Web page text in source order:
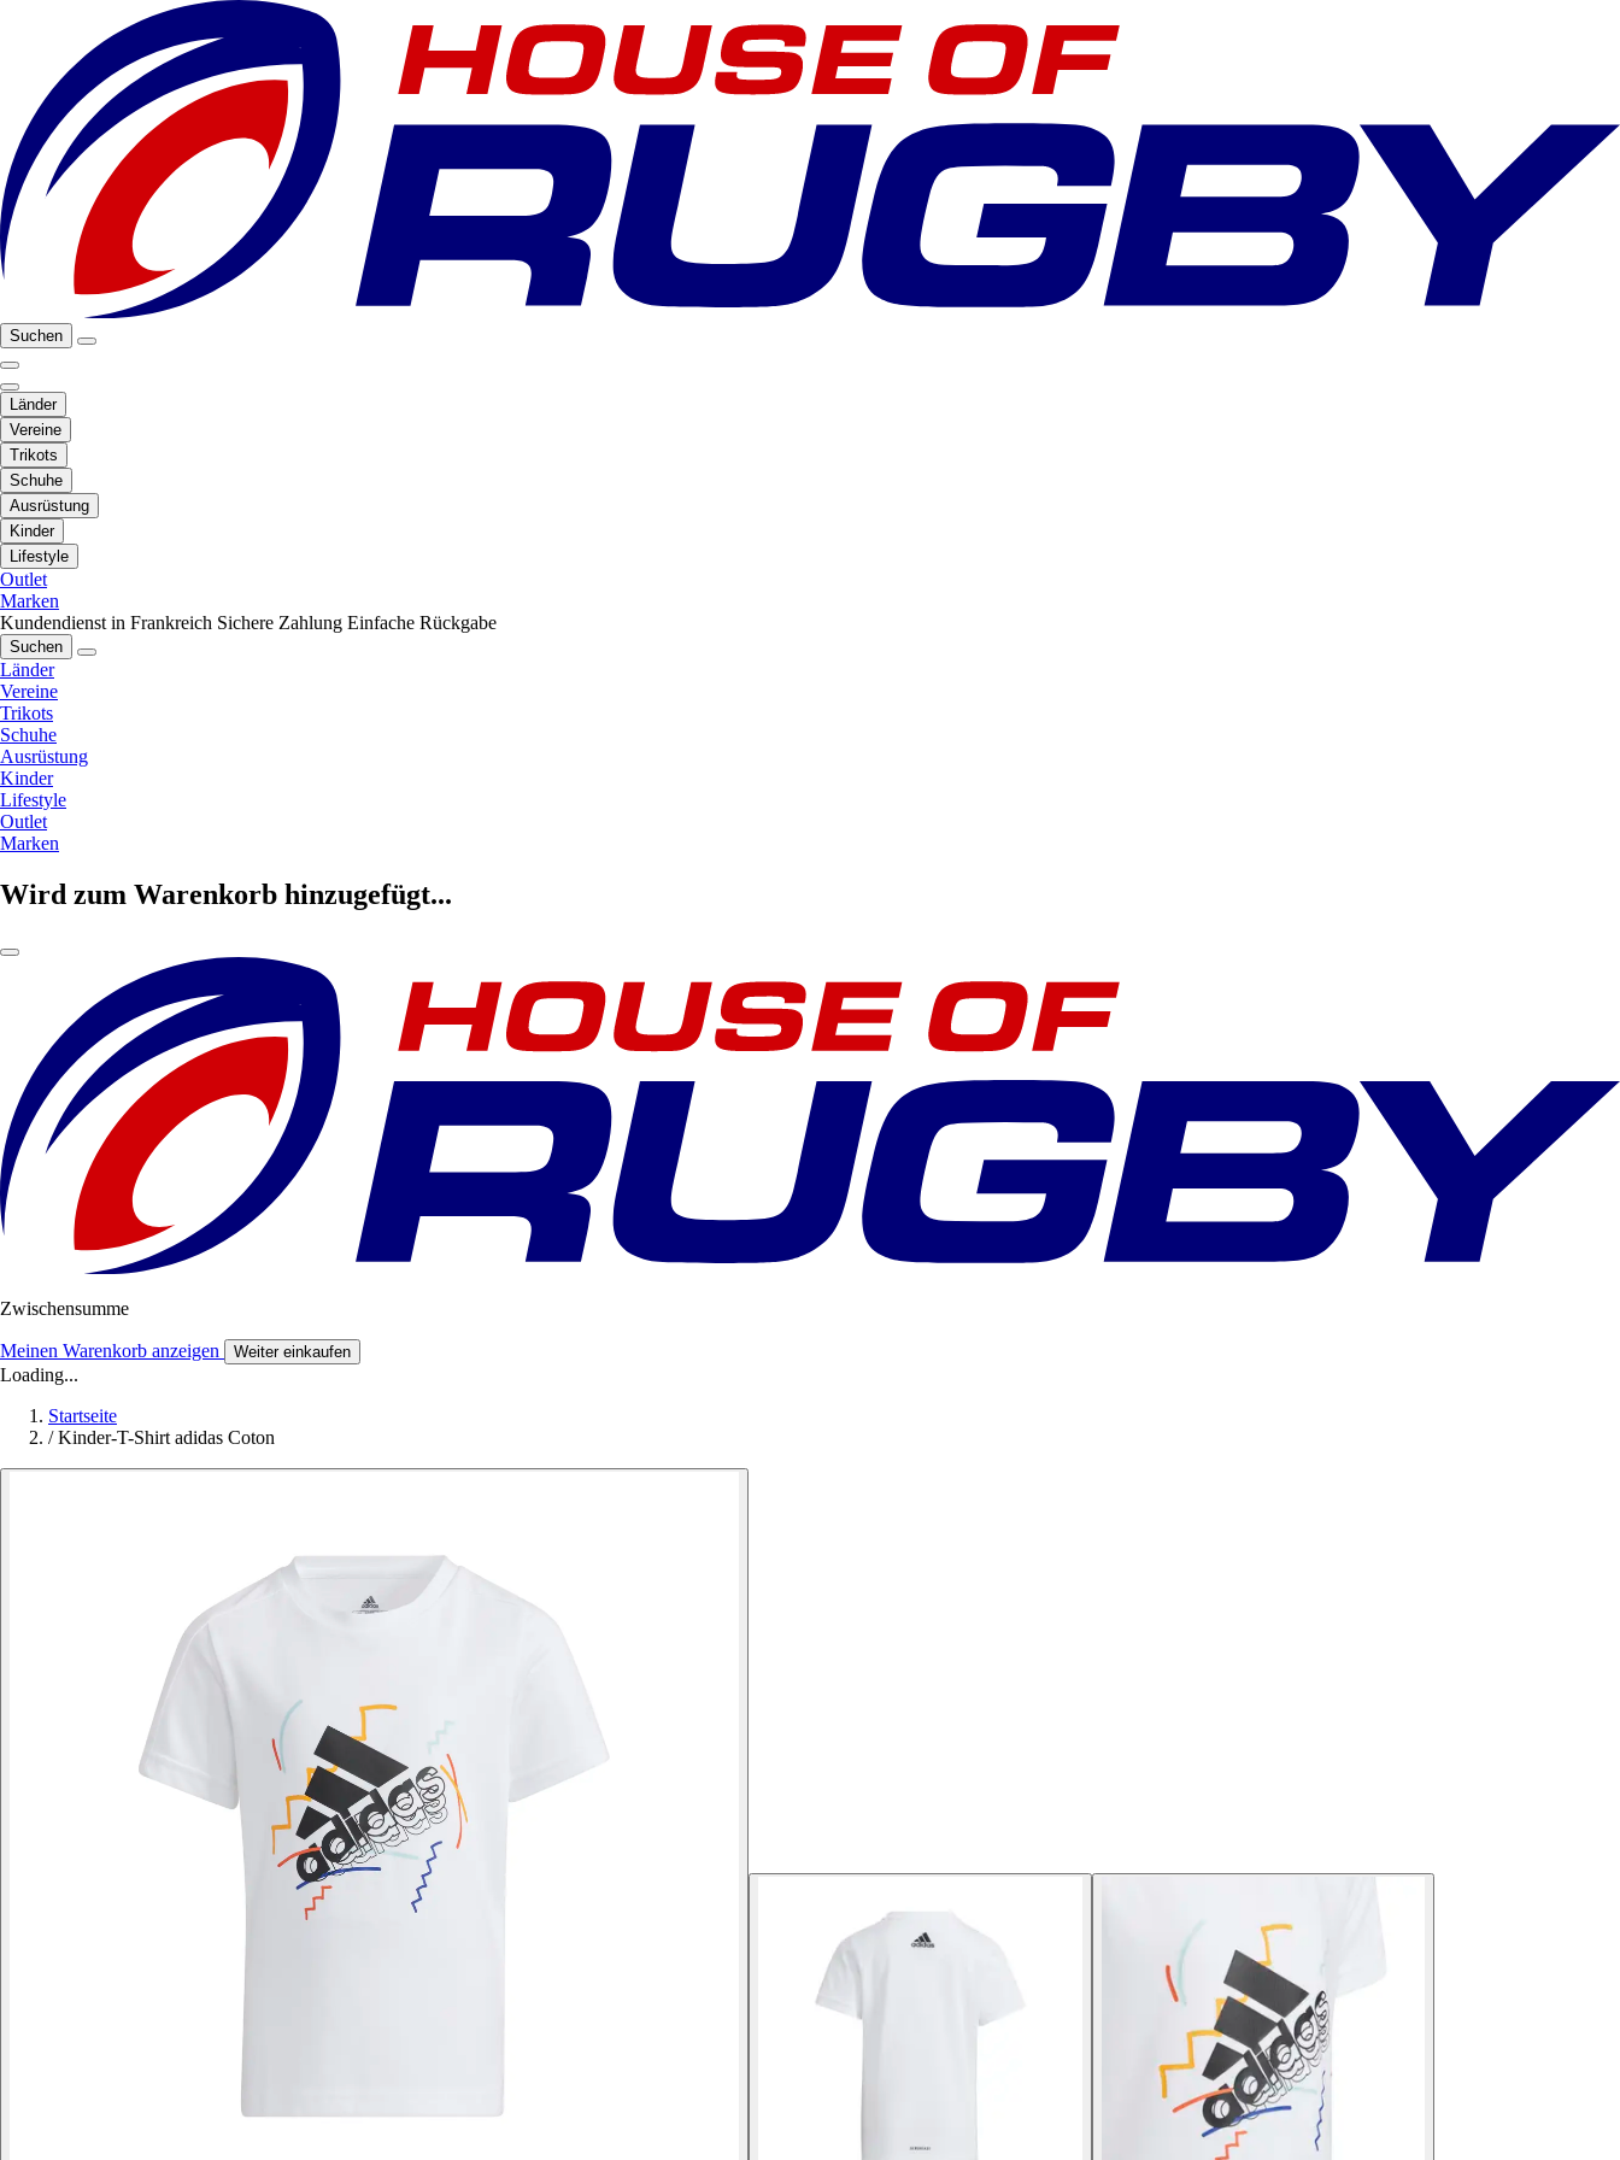
Suchen
Länder
Vereine
Trikots
Schuhe
Ausrüstung
Kinder
Lifestyle
Outlet
Marken
Kundendienst in Frankreich Sichere Zahlung Einfache Rückgabe
Suchen
Länder
Vereine
Trikots
Schuhe
Ausrüstung
Kinder
Lifestyle
Outlet
Marken
Wird zum Warenkorb hinzugefügt...
Zwischensumme
Meinen Warenkorb anzeigen Weiter einkaufen
Loading...
Startseite
/ Kinder-T-Shirt adidas Coton